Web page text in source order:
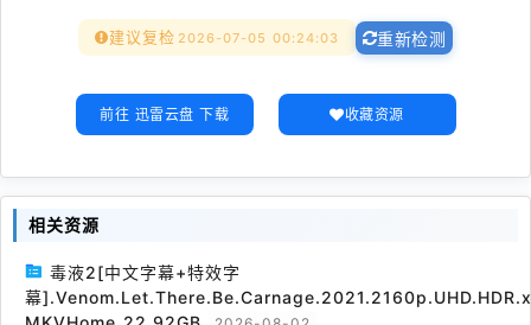
建议复检 2026-07-05 00:24:03 重新检测
前往 迅雷云盘 下载 收藏资源
相关资源
毒液2[中文字幕+特效字
幕